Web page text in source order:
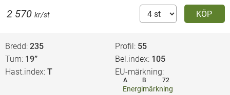
KÖP
2 570 kr/st
Bredd 235 Profil 55
Tum 19” Bel.index 105
Hast.index T EU-märkning
A B 72
Energimärkning